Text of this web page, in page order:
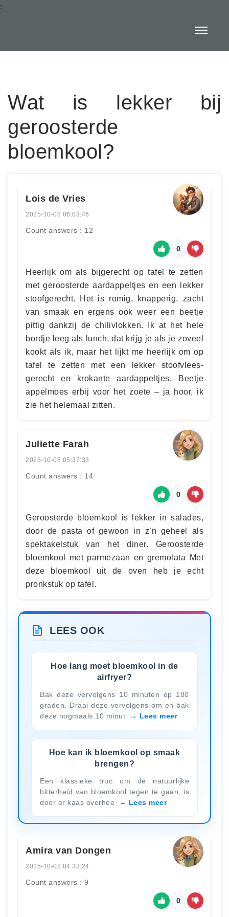
:
Wat is lekker bij
geroosterde
bloemkool?
Lois de Vries
2025-10-08 06:03:46
Count answers : 12
0
Heerlijk om als bijgerecht op tafel te zetten
met geroosterde aardappeltjes en een lekker
stoofgerecht. Het is romig, knapperig, zacht
van smaak en ergens ook weer een beetje
pittig dankzij de chilivlokken. Ik at het hele
bordje leeg als lunch, dat krijg je als je zoveel
kookt als ik, maar het lijkt me heerlijk om op
tafel te zetten met een lekker stoofvlees-
gerecht en krokante aardappeltjes. Beetje
appelmoes erbij voor het zoete – ja hoor, ik
zie het helemaal zitten.
Juliette Farah
2025-10-08 05:37:33
Count answers : 14
0
Geroosterde bloemkool is lekker in salades,
door de pasta of gewoon in z’n geheel als
spektakelstuk van het diner. Geroosterde
bloemkool met parmezaan en gremolata Met
deze bloemkool uit de oven heb je echt
pronkstuk op tafel.
LEES OOK
Hoe lang moet bloemkool in de
airfryer?
Bak deze vervolgens 10 minuten op 180
graden. Draai deze vervolgens om en bak
deze nogmaals 10 minut
Lees meer
Hoe kan ik bloemkool op smaak
brengen?
Een klassieke truc om de natuurlijke
bitterheid van bloemkool tegen te gaan, is
door er kaas overhee
Lees meer
Amira van Dongen
2025-10-08 04:33:24
Count answers : 9
0